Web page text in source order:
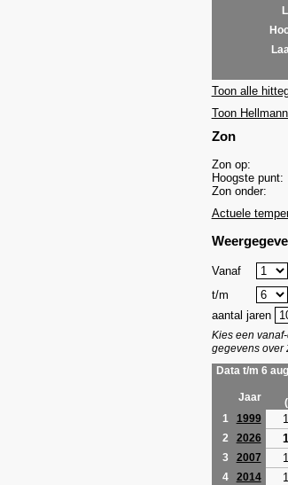
Toon alle
Toon
Zon
Zon op:
Hoogste punt:
Zon onder:
Actuele
Vanaf
t/m
aantal jaren
Kies een
gegevens over
Data t/m 6
Jaar
1
1999
2 2026
3 2007
4 2014